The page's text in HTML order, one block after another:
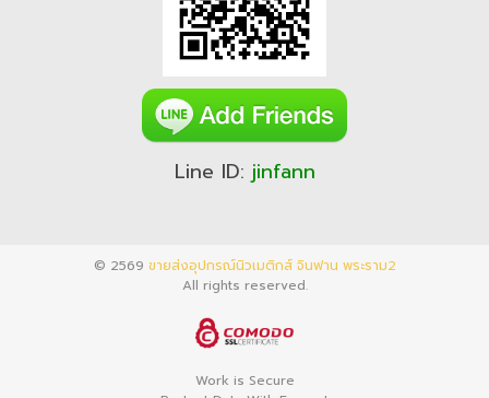
Line ID: jinfann
© 2569 ขายส่งอุปกรณ์นิวเมติกส์ จินฟาน พระราม2
All rights reserved.
Work is Secure